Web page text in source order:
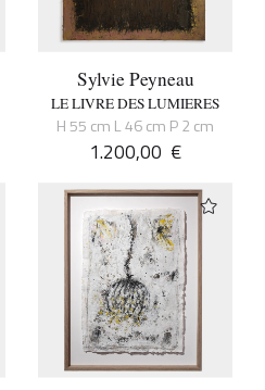
Sylvie Peyneau
LE LIVRE DES LUMIERES
H 55 cm L 46 cm P 2 cm
1.200,00 €